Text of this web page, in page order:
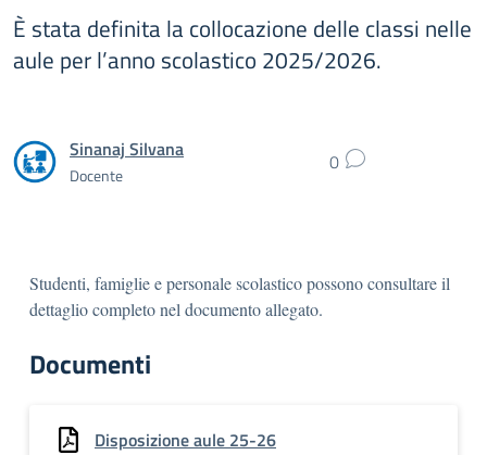
È stata definita la collocazione delle classi nelle
aule per l’anno scolastico 2025/2026.
Sinanaj Silvana
Docente 0
Studenti, famiglie e personale scolastico possono consultare il
dettaglio completo nel documento allegato.
Documenti
Disposizione aule 25-26